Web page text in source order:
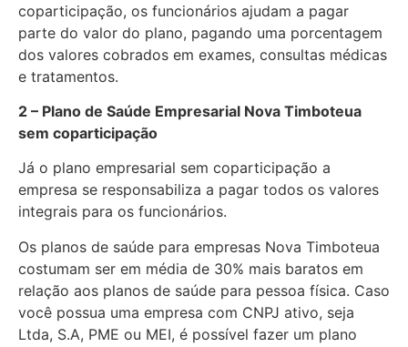
coparticipação, os funcionários ajudam a pagar
parte do valor do plano, pagando uma porcentagem
dos valores cobrados em exames, consultas médicas
e tratamentos.
2 – Plano de Saúde Empresarial Nova Timboteua
sem coparticipação
Já o plano empresarial sem coparticipação a
empresa se responsabiliza a pagar todos os valores
integrais para os funcionários.
Os planos de saúde para empresas Nova Timboteua
costumam ser em média de 30% mais baratos em
relação aos planos de saúde para pessoa física. Caso
você possua uma empresa com CNPJ ativo, seja
Ltda, S.A, PME ou MEI, é possível fazer um plano